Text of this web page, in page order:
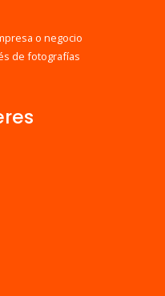
o negocio
de fotografías